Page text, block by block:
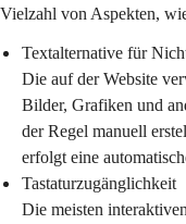
Vielzahl von Aspekten,
Textalternative für
Die auf der Website
Bilder, Grafiken und
der Regel manuell
erfolgt eine
Tastaturzugänglichkeit
Die meisten